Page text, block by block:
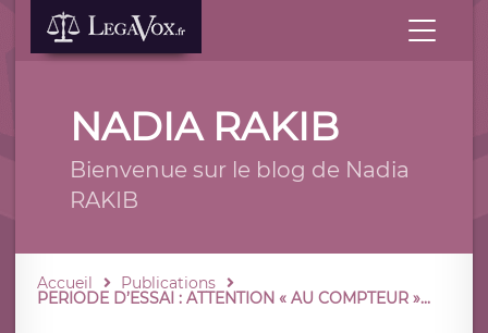
NADIA RAKIB
Bienvenue sur le blog de Nadia
RAKIB
Accueil Publications
PERIODE D’ESSAI : ATTENTION « AU COMPTEUR »...